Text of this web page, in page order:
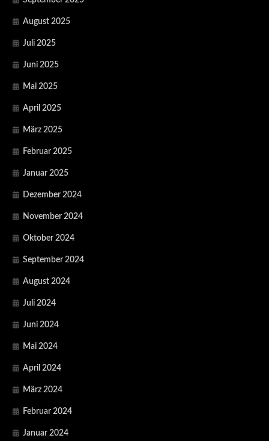
August 2025
Juli 2025
Juni 2025
Mai 2025
April 2025
März 2025
Februar 2025
Januar 2025
Dezember 2024
November 2024
Oktober 2024
September 2024
August 2024
Juli 2024
Juni 2024
Mai 2024
April 2024
März 2024
Februar 2024
Januar 2024